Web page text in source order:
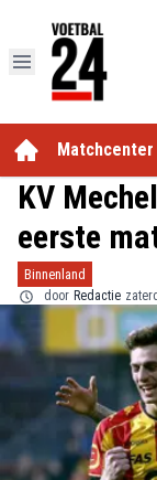
Matchcenter
KV
eerste
Binnenland
door Redactie